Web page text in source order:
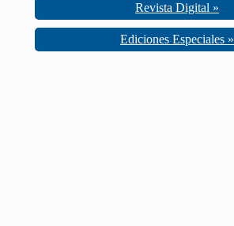
Revista Digital »
Ediciones Especiales »